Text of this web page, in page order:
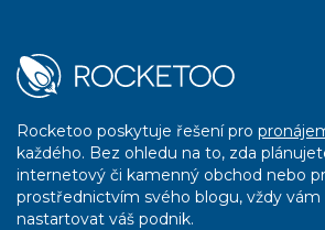
Rocketoo poskytuje řešení pro
každého. Bez ohledu na to, zda
internetový či kamenný obchod nebo
prostřednictvím svého blogu, vždy vám
nastartovat váš podnik.